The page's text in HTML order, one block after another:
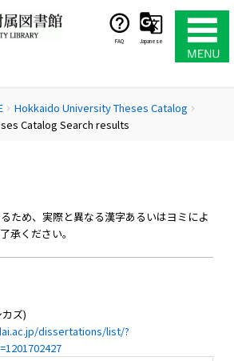
FAQ Japanese
chevron_right Hokkaido University Theses Catalog chevron_right
Catalog Search results
ため、実際と異なる漢字あるいはヨミによ
承ください。
ズ)
dissertations/list/?